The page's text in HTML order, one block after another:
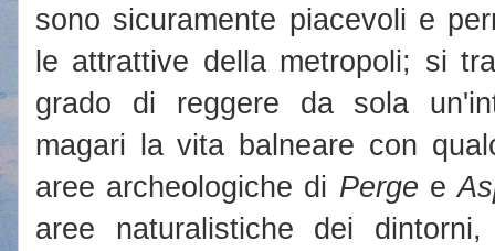
sono sicuramente piacevoli e
le attrattive della metropoli; si
grado di reggere da sola
magari la vita balneare con
aree archeologiche di Perge e
aree naturalistiche dei